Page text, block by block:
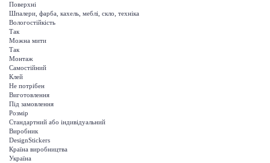
Поверхні
Шпалери, фарба, кахель, меблі, скло, техніка
Вологостійкість
Так
Можна мити
Так
Монтаж
Самостійний
Клей
Не потрібен
Виготовлення
Під замовлення
Розмір
Стандартний або індивідуальний
Виробник
DesignStickers
Країна виробництва
Україна